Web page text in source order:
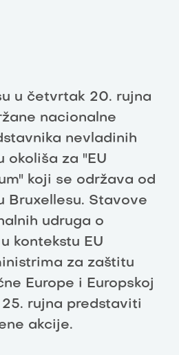
u četvrtak 20. rujna
nacionalne
nevladinih
okoliša za "EU
koji se održava od
Bruxellesu. Stavove
udruga o
kontekstu EU
za zaštitu
Europe i Europskoj
rujna predstaviti
akcije.